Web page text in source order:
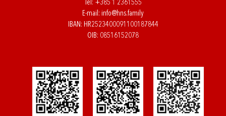
Tel: +385 1 2361555
E-mail: info@hns.family
IBAN: HR2523400091100187844
OIB: 08516152078